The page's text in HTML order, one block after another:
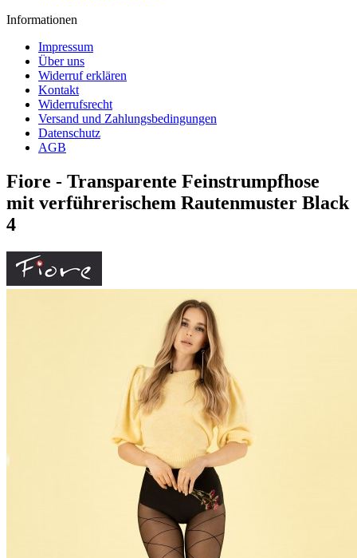
Informationen
Impressum
Über uns
Widerruf erklären
Kontakt
Widerrufsrecht
Versand und Zahlungsbedingungen
Datenschutz
AGB
Fiore - Transparente Feinstrumpfhose
mit verführerischem Rautenmuster Black
4